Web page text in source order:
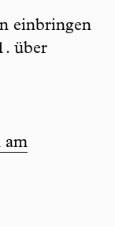
einbringen
über
am